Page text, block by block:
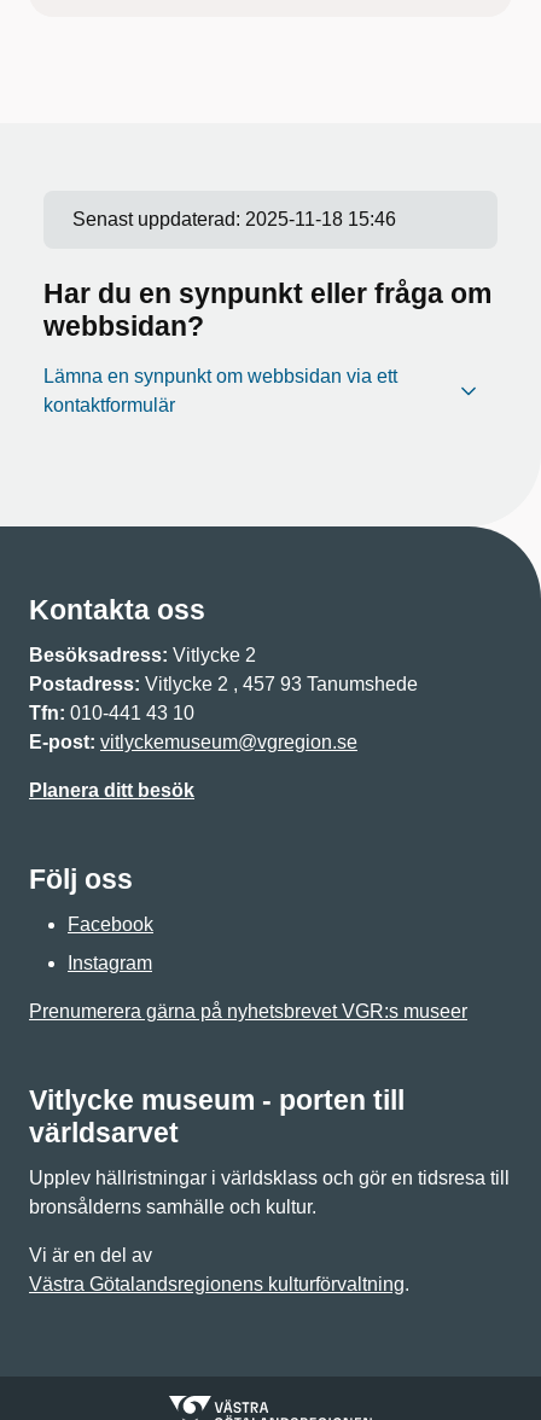
Senast uppdaterad: 2025-11-18 15:46
Har du en synpunkt eller fråga om
webbsidan?
Lämna en synpunkt om webbsidan via ett
kontaktformulär
Kontakta oss
Besöksadress: Vitlycke 2
Postadress: Vitlycke 2 , 457 93 Tanumshede
Tfn: 010-441 43 10
E-post: vitlyckemuseum@vgregion.se
Planera ditt besök
Följ oss
Facebook
Instagram
Prenumerera gärna på nyhetsbrevet VGR:s museer
Vitlycke museum - porten till
världsarvet
Upplev hällristningar i världsklass och gör en tidsresa till
bronsålderns samhälle och kultur.
Vi är en del av
Västra Götalandsregionens kulturförvaltning.